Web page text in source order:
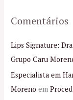
Comentários
Lips Signature:
Grupo Caru
Especialista em
Moreno em